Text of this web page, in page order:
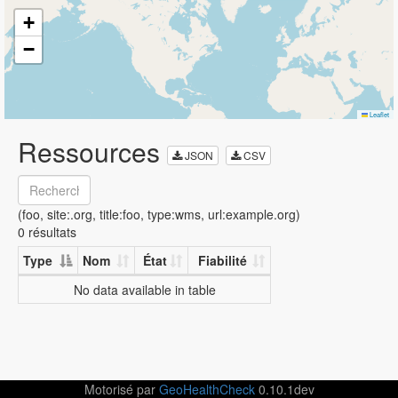
+
−
Leaflet
Ressources JSON CSV
(foo, site:.org, title:foo, type:wms, url:example.org)
0 résultats
Type
Nom État
Fiabilité
No data available in table
Motorisé par GeoHealthCheck0.10.1dev